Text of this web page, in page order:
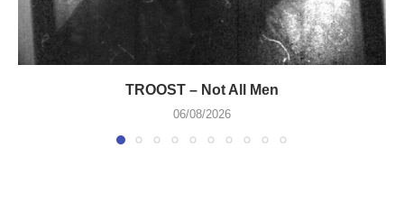
TROOST – Not All Men
06/08/2026